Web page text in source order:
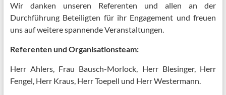
Wir danken unseren Referenten und allen an der
Durchführung Beteiligten für ihr Engagement und freuen
uns auf weitere spannende Veranstaltungen.
Referenten und Organisationsteam:
Herr Ahlers, Frau Bausch-Morlock, Herr Blesinger, Herr
Fengel, Herr Kraus, Herr Toepell und Herr Westermann.